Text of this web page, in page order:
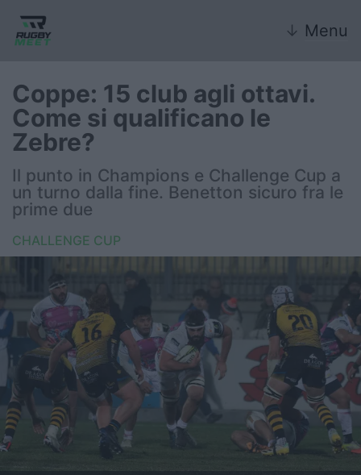
↓ Menu
Nazionale
Nazionali giovanili
Rugby Sevens
FIR
Internazionale
6 Nazioni
United Rugby Championship
Top14
Premiership
Champions Cup
Coppe: 15 club agli ottavi.
Come si qualificano le
Zebre?
Il punto in Champions e Challenge Cup a
un turno dalla fine. Benetton sicuro fra le
prime due
CHALLENGE CUP